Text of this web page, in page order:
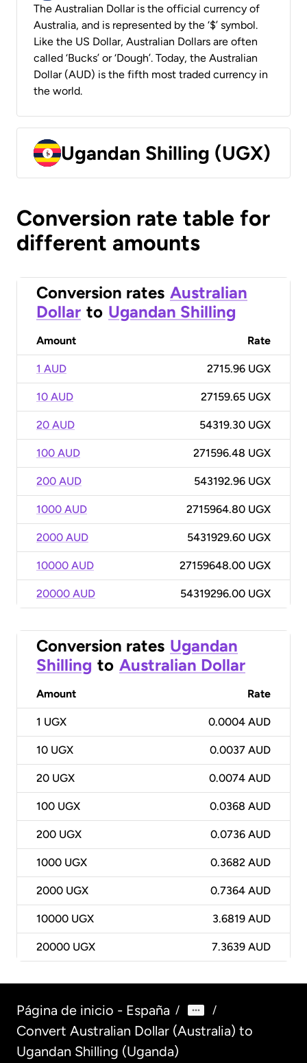
The Australian Dollar is the official currency of
Australia, and is represented by the ‘$’ symbol.
Like the US Dollar, Australian Dollars are often
called ‘Bucks’ or ‘Dough’. Today, the Australian
Dollar (AUD) is the fifth most traded currency in
the world.
Ugandan Shilling (UGX)
Conversion rate table for
different amounts
Conversion rates Australian
Dollar to Ugandan Shilling
Amount Rate
1 AUD 2715.96 UGX
10 AUD 27159.65 UGX
20 AUD 54319.30 UGX
100 AUD 271596.48 UGX
200 AUD 543192.96 UGX
1000 AUD 2715964.80 UGX
2000 AUD 5431929.60 UGX
10000 AUD 27159648.00 UGX
20000 AUD 54319296.00 UGX
Conversion rates Ugandan
Shilling to Australian Dollar
Amount Rate
1 UGX 0.0004 AUD
10 UGX 0.0037 AUD
20 UGX 0.0074 AUD
100 UGX 0.0368 AUD
200 UGX 0.0736 AUD
1000 UGX 0.3682 AUD
2000 UGX 0.7364 AUD
10000 UGX 3.6819 AUD
20000 UGX 7.3639 AUD
Página de inicio - España / /
Convert Australian Dollar (Australia) to
Ugandan Shilling (Uganda)